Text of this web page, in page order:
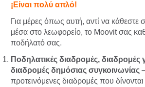
¡Είναι πολύ απλό!
Για μέρες όπως αυτή, αντί να κάθεστε
μέσα στο λεωφορείο, το Moovit σας
ποδήλατό σας.
Ποδηλατικές διαδρομές,
διαδρομές δημόσιας συγκοινωνίας
προτεινόμενες διαδρομές που